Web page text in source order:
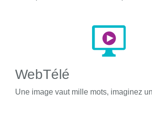
WebTélé
Une image vaut mille mots, imaginez